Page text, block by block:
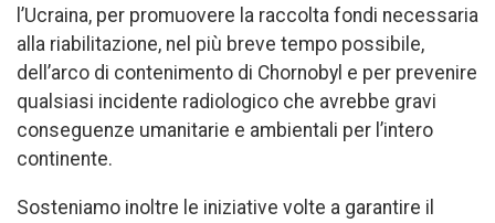
l’Ucraina, per promuovere la raccolta fondi necessaria
alla riabilitazione, nel più breve tempo possibile,
dell’arco di contenimento di Chornobyl e per prevenire
qualsiasi incidente radiologico che avrebbe gravi
conseguenze umanitarie e ambientali per l’intero
continente.
Sosteniamo inoltre le iniziative volte a garantire il